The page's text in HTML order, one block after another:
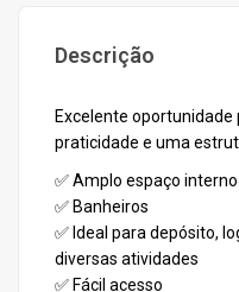
Descrição
Excelente oportunidade
praticidade e uma
✅ Amplo espaço interno
✅ Banheiros
✅ Ideal para depósito,
diversas atividades
✅ Fácil acesso